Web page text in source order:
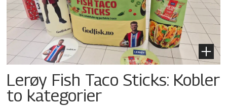
Lerøy Fish Taco Sticks: Kobler
to kategorier